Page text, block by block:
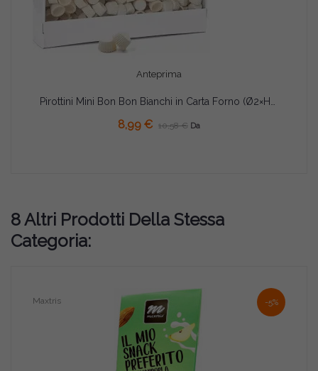
Anteprima
8,99 € 10,58 € Da
8 Altri Prodotti Della Stessa
Categoria:
-5%
Maxtris